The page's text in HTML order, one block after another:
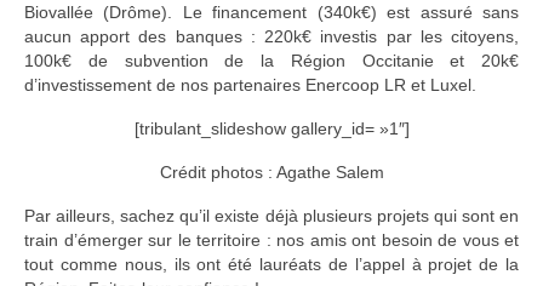
Biovallée (Drôme). Le financement (340k€) est assuré sans
aucun apport des banques : 220k€ investis par les citoyens,
100k€ de subvention de la Région Occitanie et 20k€
d’investissement de nos partenaires Enercoop LR et Luxel.
[tribulant_slideshow gallery_id= »1″]
Crédit photos : Agathe Salem
Par ailleurs, sachez qu’il existe déjà plusieurs projets qui sont en
train d’émerger sur le territoire : nos amis ont besoin de vous et
tout comme nous, ils ont été lauréats de l’appel à projet de la